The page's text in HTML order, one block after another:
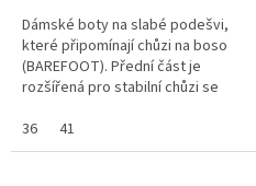
Dámské boty na slabé podešvi,
které připomínají chůzi na boso
(BAREFOOT). Přední část je
rozšířená pro stabilní chůzi se
36
41